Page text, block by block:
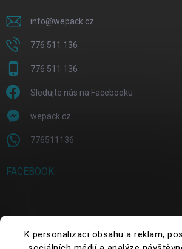
K personalizaci obsahu a reklam,
info@wepack.cz
776 511 136
776 511 136
Sledujte nás na Facebooku
wepack.cz
776511136
FACEBOOK